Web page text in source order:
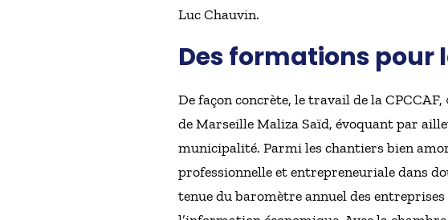
Luc Chauvin.
Des formations pour
De façon concrète, le travail de la CPCCAF,
de Marseille Maliza Saïd, évoquant par
municipalité. Parmi les chantiers bien
professionnelle et entrepreneuriale dans
tenue du baromètre annuel des